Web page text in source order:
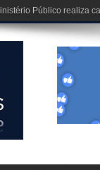
celebra uma marca